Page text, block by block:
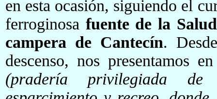
en esta ocasión, siguiendo el
ferroginosa fuente de la
campera de Cantecín.
descenso, nos presentamos
(pradería privilegiada